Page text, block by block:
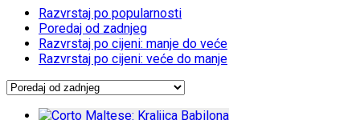
Razvrstaj po popularnosti
Poredaj od zadnjeg
Razvrstaj po cijeni: manje do veće
Razvrstaj po cijeni: veće do manje